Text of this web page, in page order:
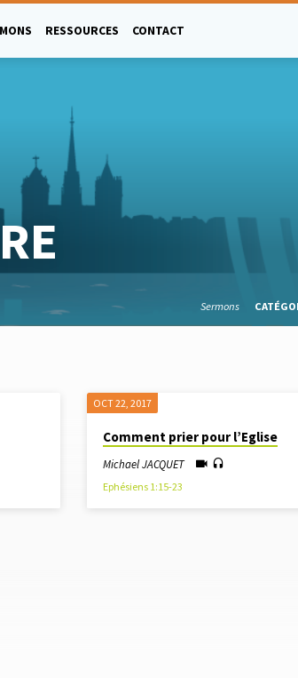
RESSOURCES CONTACT
Sermons
OCT 22, 2017
Comment prier pour l’Eglise
Michael JACQUET
Ephésiens 1:15-23